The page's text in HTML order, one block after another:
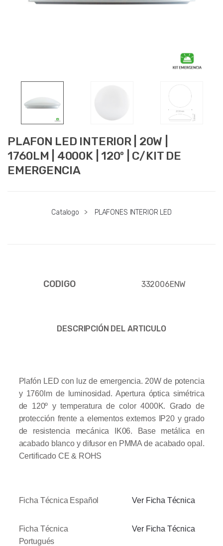
PLAFON LED INTERIOR | 20W |
1760LM | 4000K | 120º | C/KIT DE
EMERGENCIA
Catalogo > PLAFONES INTERIOR LED
CODIGO 332006ENW
DESCRIPCIÓN DEL ARTICULO
Plafón LED con luz de emergencia. 20W de potencia
y 1760lm de luminosidad. Apertura óptica simétrica
de 120º y temperatura de color 4000K. Grado de
protección frente a elementos externos IP20 y grado
de resistencia mecánica IK06. Base metálica en
acabado blanco y difusor en PMMA de acabado opal.
Certificado CE & ROHS
Ficha Técnica Español Ver Ficha Técnica
Ficha Técnica
Portugués
Ver Ficha Técnica